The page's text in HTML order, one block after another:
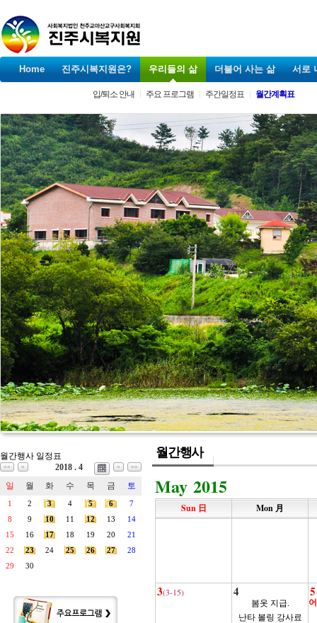
Home 진주시복지원은? 우리들의 삶 더불어 사는 삶 서로
입/퇴소 안내 주요 프로그램 주간일정표 월간계획표
월간행사 일정표
<< < > >>
2018 . 4
일
월 화 수 목 금 토
1 2 3 4 5 6
7
8
9 10 11 12 13
14
15
16 17 18 19 20
21
22
23 24 25 26 27
28
29
30
월간행사
May 2015
Sun 日 Mon 月
3(3-15) 4
봄옷 지급.
난타 볼링 강사료
5